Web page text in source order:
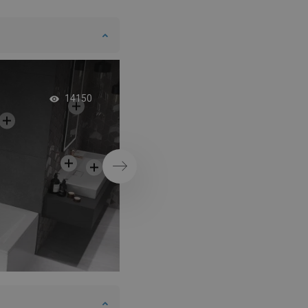
14150
Ďalej